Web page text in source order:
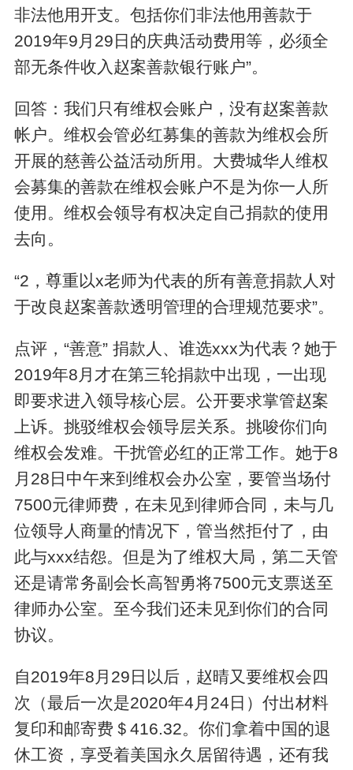
非法他用开支。包括你们非法他用善款于
2019年9月29日的庆典活动费用等，必须全
部无条件收入赵案善款银行账户”。
回答：我们只有维权会账户，没有赵案善款
帐户。维权会管必红募集的善款为维权会所
开展的慈善公益活动所用。大费城华人维权
会募集的善款在维权会账户不是为你一人所
使用。维权会领导有权决定自己捐款的使用
去向。
“2，尊重以x老师为代表的所有善意捐款人对
于改良赵案善款透明管理的合理规范要求”。
点评，“善意” 捐款人、谁选xxx为代表？她于
2019年8月才在第三轮捐款中出现，一出现
即要求进入领导核心层。公开要求掌管赵案
上诉。挑驳维权会领导层关系。挑唆你们向
维权会发难。干扰管必红的正常工作。她于8
月28日中午来到维权会办公室，要管当场付
7500元律师费，在未见到律师合同，未与几
位领导人商量的情况下，管当然拒付了，由
此与xxx结怨。但是为了维权大局，第二天管
还是请常务副会长高智勇将7500元支票送至
律师办公室。至今我们还未见到你们的合同
协议。
自2019年8月29日以后，赵晴又要维权会四
次（最后一次是2020年4月24日）付出材料
复印和邮寄费＄416.32。你们拿着中国的退
休工资，享受着美国永久居留待遇，还有我